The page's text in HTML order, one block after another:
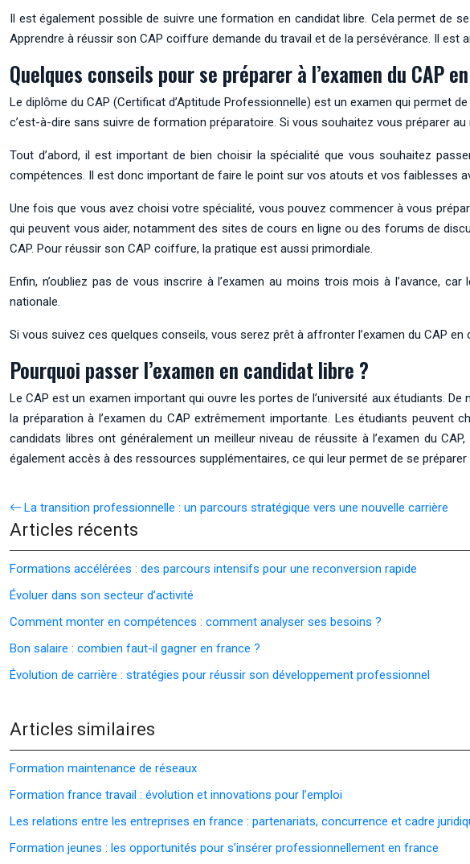
Il est également possible de suivre une formation en candidat libre. Cela permet de
Apprendre à réussir son CAP coiffure demande du travail et de la persévérance. Il est
Quelques conseils pour se préparer à l’examen du CAP
Le diplôme du CAP (Certificat d’Aptitude Professionnelle) est un examen qui permet
c’est-à-dire sans suivre de formation préparatoire. Si vous souhaitez vous préparer
Tout d’abord, il est important de bien choisir la spécialité que vous souhaitez
compétences. Il est donc important de faire le point sur vos atouts et vos faiblesses
Une fois que vous avez choisi votre spécialité, vous pouvez commencer à vous
qui peuvent vous aider, notamment des sites de cours en ligne ou des forums de
CAP. Pour réussir son CAP coiffure, la pratique est aussi primordiale.
Enfin, n’oubliez pas de vous inscrire à l’examen au moins trois mois à l’avance,
nationale.
Si vous suivez ces quelques conseils, vous serez prêt à affronter l’examen du CAP en
Pourquoi passer l’examen en candidat libre ?
Le CAP est un examen important qui ouvre les portes de l’université aux étudiants.
la préparation à l’examen du CAP extrêmement importante. Les étudiants peuvent
candidats libres ont généralement un meilleur niveau de réussite à l’examen du
également accès à des ressources supplémentaires, ce qui leur permet de se
La transition professionnelle : un parcours stratégique vers une nouvelle carrière
Articles récents
Formations accélérées : des parcours intensifs pour une reconversion rapide
Évoluer dans son secteur d’activité
Comment monter en compétences : comment analyser ses besoins ?
Bon salaire : combien faut-il gagner en france ?
Évolution de carrière : stratégies pour réussir son développement professionnel
Articles similaires
Formation maintenance de réseaux
Formation france travail : évolution et innovations pour l’emploi
Les relations entre les entreprises en france : partenariats, concurrence et cadre
Formation jeunes : les opportunités pour s’insérer professionnellement en france